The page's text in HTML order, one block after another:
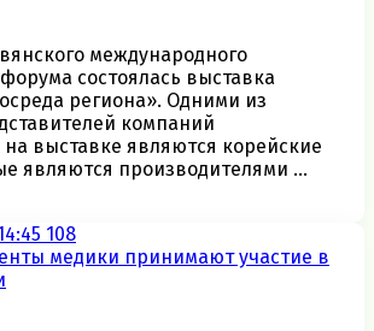
международного
состоялась выставка
региона». Одними из
компаний
выставке являются корейские
являются производителями ...
108